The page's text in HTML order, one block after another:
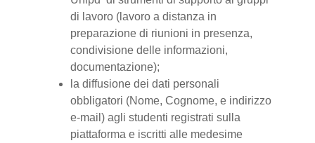
di lavoro (lavoro a distanza in
preparazione di riunioni in presenza,
condivisione delle informazioni,
documentazione);
la diffusione dei dati personali
obbligatori (Nome, Cognome, e indirizzo
e-mail) agli studenti registrati sulla
piattaforma e iscritti alle medesime